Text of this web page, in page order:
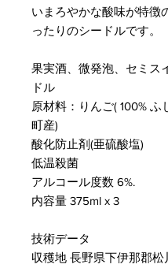
いまろやかな酸味が特徴
ったりのシードルです。
果実酒、微発泡、セミス
ドル
原材料：りんご( 100% ふ
町産)
酸化防止剤(亜硫酸塩)
低温殺菌
アルコール度数 6%.
内容量 375ml x 3
技術データ
収穫地 長野県下伊那郡松